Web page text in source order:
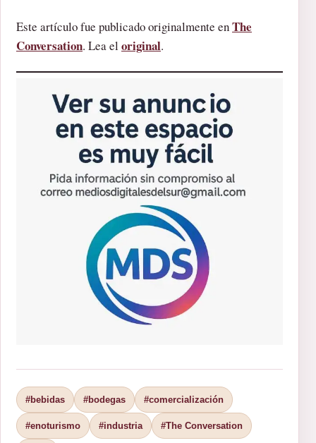
Este artículo fue publicado originalmente enThe
Conversation. Lea el original.
#bebidas #bodegas #comercialización
#enoturismo #industria #The Conversation